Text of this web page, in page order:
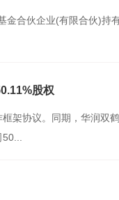
金合伙企业(有限合伙)持
股权
架协议。同期，华润双